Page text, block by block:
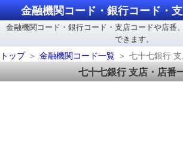
金融機関コード・銀行コード・
金融機関コード・銀行コード・支店コードや店番
できます。
トップ
金融機関コード一覧 七十七銀行
七十七銀行 支店・店番